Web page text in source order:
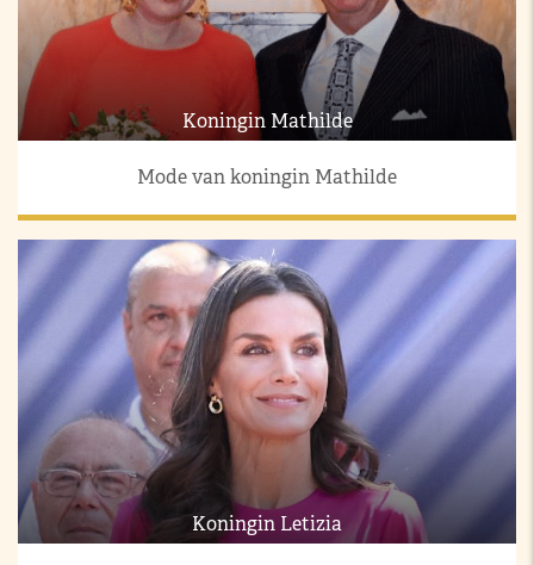
Koningin Mathilde
Mode van koningin Mathilde
Koningin Letizia